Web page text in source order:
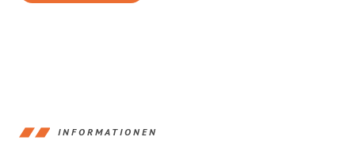
INFORMATIONEN